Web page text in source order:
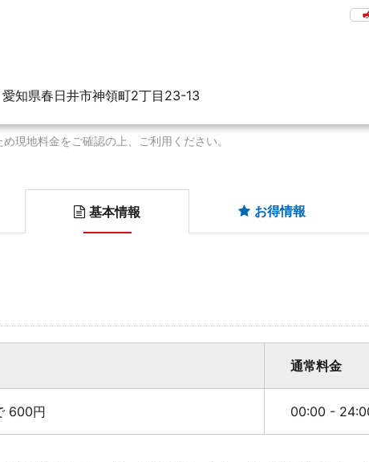
愛知県春日井市神領町2丁目23-13
現地料金をご確認の上、ご利用ください。
基本情報 お得情報
通常料金
600円 00:00 -